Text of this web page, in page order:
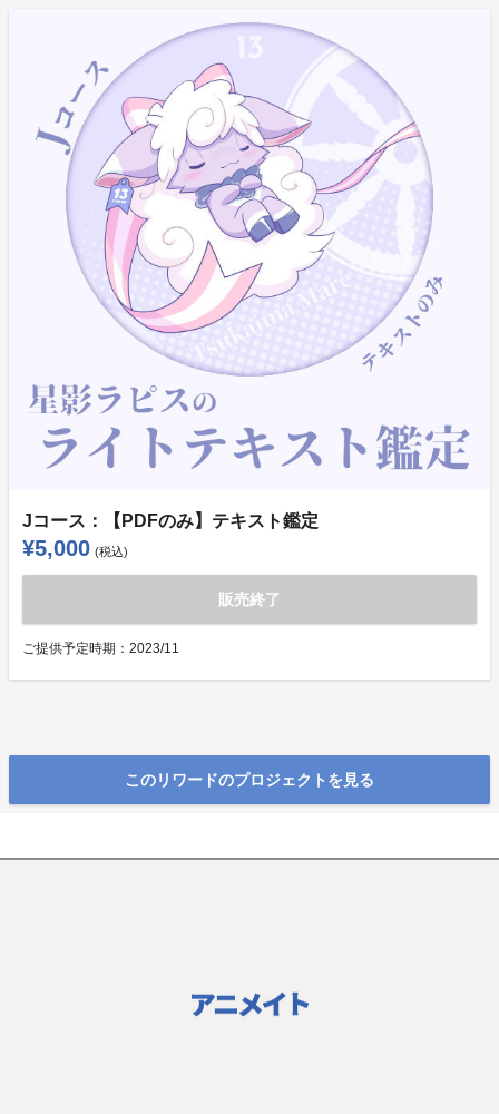
Jコース：【PDFのみ】テキスト鑑定
¥5,000 (税込)
販売終了
ご提供予定時期： 2023/11
このリワードのプロジェクトを見る